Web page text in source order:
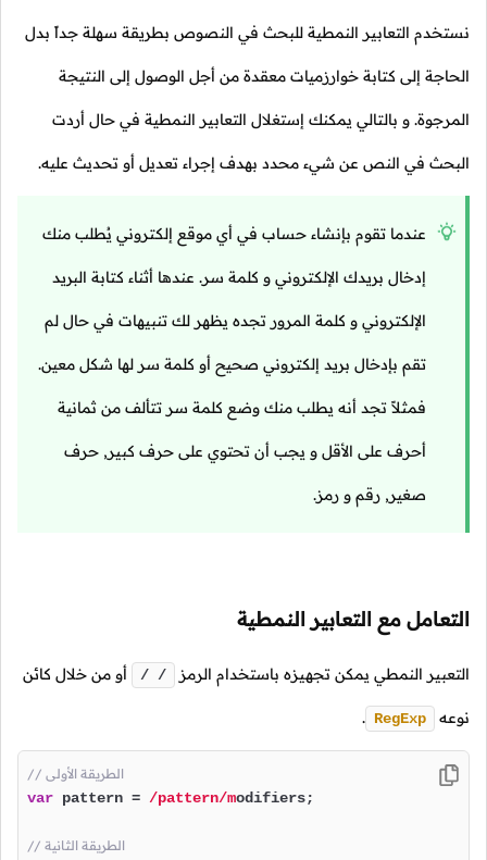
نستخدم التعابير النمطية للبحث في النصوص بطريقة سهلة جداً بدل
الحاجة إلى كتابة خوارزميات معقدة من أجل الوصول إلى النتيجة
المرجوة. و بالتالي يمكنك إستغلال التعابير النمطية في حال أردت
البحث في النص عن شيء محدد بهدف إجراء تعديل أو تحديث عليه.
عندما تقوم بإنشاء حساب في أي موقع إلكتروني يُطلب منك
إدخال بريدك الإلكتروني و كلمة سر. عندها أثناء كتابة البريد
الإلكتروني و كلمة المرور تجده يظهر لك تنبيهات في حال لم
تقم بإدخال بريد إلكتروني صحيح أو كلمة سر لها شكل معين.
فمثلاً تجد أنه يطلب منك وضع كلمة سر تتألف من ثمانية
أحرف على الأقل و يجب أن تحتوي على حرف كبير, حرف
صغير, رقم و رمز.
التعامل مع التعابير النمطية
التعبير النمطي يمكن تجهيزه باستخدام الرمز / / أو من خلال كائن
نوعه RegExp
.
// الطريقة الأولى
var pattern = /pattern/modifiers;
// الطريقة الثانية